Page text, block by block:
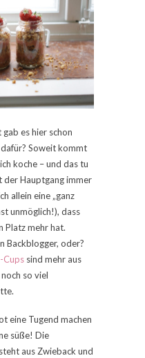
es hier schon
Soweit kommt
koche – und das tu
der Hauptgang immer
allein eine „ganz
unmöglich!), dass
Platz mehr hat.
Backblogger, oder?
Cups sind mehr aus
so viel
eine Tugend machen
süße! Die
aus Zwieback und